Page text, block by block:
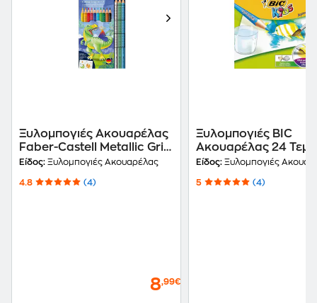
Ξυλομπογιές Ακουαρέλας
Faber-Castell Metallic Grip
Δεινόσαυροι
Είδος: Ξυλομπογιές Ακουαρέλας
4.8 (4)
8,99€
Ξυλομπογιές BIC
Ακουαρέλας 24
Είδος: Ξυλομπογιές
5 (4)